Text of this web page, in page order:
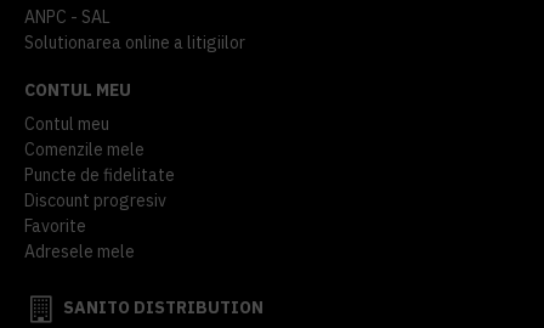
ANPC - SAL
Solutionarea online a litigiilor
CONTUL MEU
Contul meu
Comenzile mele
Puncte de fidelitate
Discount progresiv
Favorite
Adresele mele
SANITO DISTRIBUTION